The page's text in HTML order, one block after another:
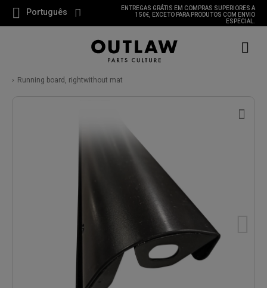
Português
ENTREGAS GRÁTIS EM COMPRAS SUPERIORES A
150€, EXCETO PARA PRODUTOS COM ENVIO
ESPECIAL.
Running board, rightwithout mat